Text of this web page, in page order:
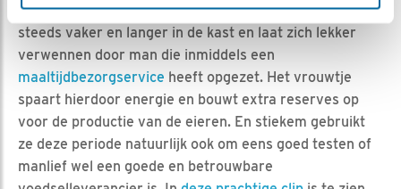
voorbereiding voor de broedfase. Het vrouwtje blijft
steeds vaker en langer in de kast en laat zich lekker
verwennen door man die inmiddels een
maaltijdbezorgservice heeft opgezet. Het vrouwtje
spaart hierdoor energie en bouwt extra reserves op
voor de productie van de eieren. En stiekem gebruikt
ze deze periode natuurlijk ook om eens goed testen of
manlief wel een goede en betrouwbare